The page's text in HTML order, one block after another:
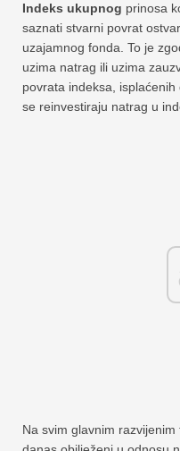
Indeks ukupnog prinosa
saznati stvarni povrat
uzajamnog fonda. To je
uzima natrag ili uzima
povrata indeksa,
se reinvestiraju natrag u
Na svim glavnim